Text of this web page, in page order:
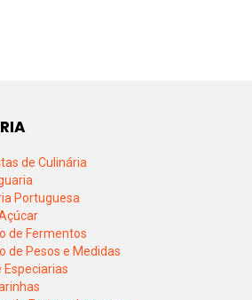
de Culinária
Portuguesa
de Fermentos
de Pesos e Medidas
Especiarias